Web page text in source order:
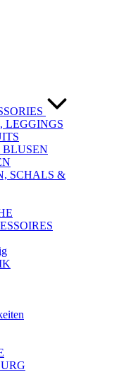
LEGGINGS
BLUSEN
SCHALS &